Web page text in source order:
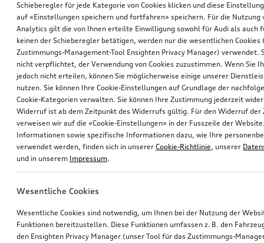
Schieberegler für jede Kategorie von Cookies klicken und diese
auf «Einstellungen speichern und fortfahren» speichern. Für die Nutzung
Analytics gilt die von Ihnen erteilte Einwilligung sowohl für Audi als auch
keinen der Schieberegler betätigen, werden nur die wesentlichen Cookies
Zustimmungs-Management-Tool Ensighten Privacy Manager) verwendet.
nicht verpflichtet, der Verwendung von Cookies zuzustimmen. Wenn Sie
jedoch nicht erteilen, können Sie möglicherweise einige unserer
nutzen. Sie können Ihre Cookie-Einstellungen auf Grundlage der
Cookie-Kategorien verwalten. Sie können Ihre Zustimmung jederzeit
Widerruf ist ab dem Zeitpunkt des Widerrufs gültig. Für den Widerruf der
verweisen wir auf die «Cookie-Einstellungen» in der Fusszeile der
Informationen sowie spezifische Informationen dazu, wie Ihre
verwendet werden, finden sich in unserer Cookie-Richtlinie, unserer
und in unserem Impressum.
Wesentliche Cookies
Wesentliche Cookies sind notwendig, um Ihnen bei der Nutzung der
Funktionen bereitzustellen. Diese Funktionen umfassen z. B. den
den Ensighten Privacy Manager (unser Tool für das Zustimmungs-